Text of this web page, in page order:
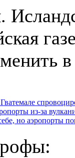
из-за
но аэропорты